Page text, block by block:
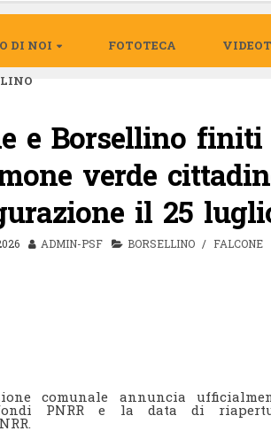
DI NOI FOTOTECA
e Borsellino
verde
il 25
ADMIN-PSF BORSELLINO / FALCONE
comunale annuncia
PNRR e la data di